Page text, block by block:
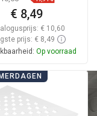
€ 8,49
€ 10,60
prijs: € 8,49
Op voorraad
In winkelwagen